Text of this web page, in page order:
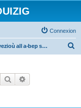
Connexion
Danvezioù all a-bep seurt
Rechercher